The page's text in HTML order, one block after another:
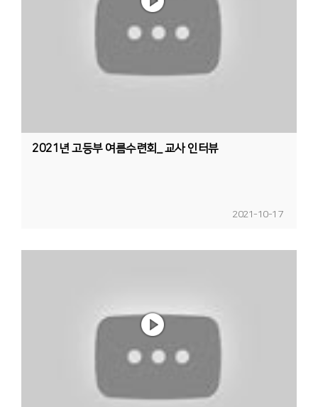
2021년 고등부 여름수련회_ 교사 인터뷰
2021-10-17